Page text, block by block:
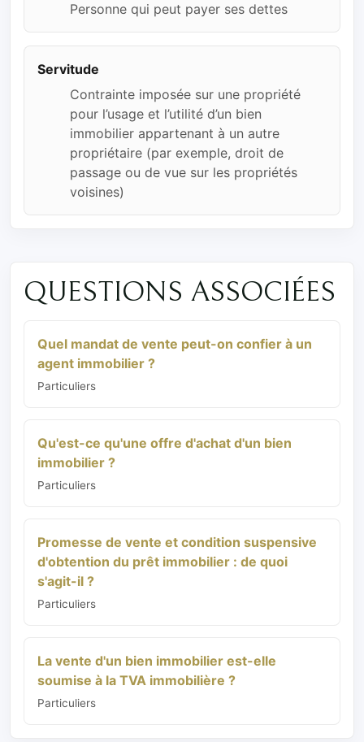
Personne qui peut payer ses dettes
Servitude
Contrainte imposée sur une propriété
pour l’usage et l’utilité d’un bien
immobilier appartenant à un autre
propriétaire (par exemple, droit de
passage ou de vue sur les propriétés
voisines)
QUESTIONS ASSOCIÉES
Quel mandat de vente peut-on confier à un
agent immobilier ?
Particuliers
Qu'est-ce qu'une offre d'achat d'un bien
immobilier ?
Particuliers
Promesse de vente et condition suspensive
d'obtention du prêt immobilier : de quoi
s'agit-il ?
Particuliers
La vente d'un bien immobilier est-elle
soumise à la TVA immobilière ?
Particuliers